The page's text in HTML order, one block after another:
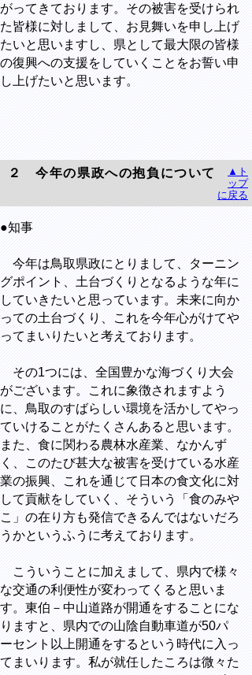
がってきております。その被害を受けられ
た皆様に対しまして、お見舞いを申し上げ
たいと思いますし、県として最大限の皆様
の復興への支援をしていくことをお誓い申
し上げたいと思います。
２ 今年の県政への抱負について
▲ト
ップ
に戻る
●知事
今年は鳥取県政にとりまして、ターニン
グポイント、土台づくりとなるような年に
していきたいと思っています。未来に向か
っての土台づくり、これを今年心がけてや
ってまいりたいと考えております。
その1つには、全国豊かな海づくり大会
がございます。これに象徴されますよう
に、鳥取のすばらしい環境を活かしてやっ
ていけることがたくさんあると思います。
また、食に関わる農林水産業、なかんず
く、このたび甚大な被害を受けている水産
業の振興、これを通じて日本の食文化に対
して貢献をしていく、そういう「食のみや
こ」の在り方も発信できるんではないだろ
うかというふうに考えております。
こういうことに加えまして、県内で様々
な交通の利便性が変わってくると思いま
す。東伯－中山道路が開通をすることにな
りますと、県内での山陰自動車道が50パ
ーセント以上開通をするという時代に入っ
てまいります。私が就任したころは微々た